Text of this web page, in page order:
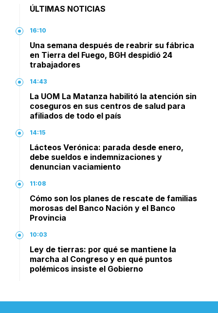
ÚLTIMAS NOTICIAS
16:10
Una semana después de reabrir su fábrica
en Tierra del Fuego, BGH despidió 24
trabajadores
14:43
La UOM La Matanza habilitó la atención sin
coseguros en sus centros de salud para
afiliados de todo el país
14:15
Lácteos Verónica: parada desde enero,
debe sueldos e indemnizaciones y
denuncian vaciamiento
11:08
Cómo son los planes de rescate de familias
morosas del Banco Nación y el Banco
Provincia
10:03
Ley de tierras: por qué se mantiene la
marcha al Congreso y en qué puntos
polémicos insiste el Gobierno